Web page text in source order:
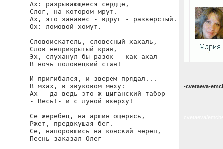
Ах: разрывающееся сердце,
Слог, на котором мрут.
Ах, это занавес - вдруг - разверстый.
Ох: ломовой хомут.
Словоискатель, словесный хахаль,
Слов неприкрытый кран,
Эх, слуханул бы разок - как ахал
В ночь половецкий стан!
И пригибался, и зверем прядал...
В мхах, в звуковом меху:
Ах - да ведь это ж цыганский табор
- Весь!- и с луной вверху!
Се жеребец, на аршин ощерясь,
Ржет, предвкушая бег.
Се, напоровшись на конский череп,
Песнь заказал Олег -
-cvetaeva-